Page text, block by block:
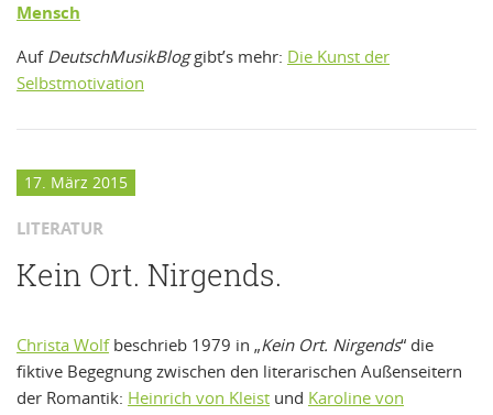
Mensch
Auf DeutschMusikBloggibt’s mehr: Die Kunst der
Selbstmotivation
17. März 2015
LITERATUR
Kein Ort. Nirgends.
Christa Wolfbeschrieb 1979 in „Kein Ort. Nirgends“ die
fiktive Begegnung zwischen den literarischen Außenseitern
der Romantik: Heinrich von Kleist und Karoline von